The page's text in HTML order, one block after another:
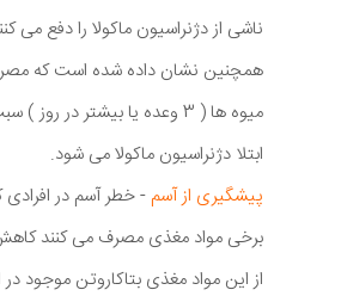
ناشی از دژنراسیون ماکولا را دفع می
همچنین نشان داده شده است که
میوه ها ( 3 وعده یا بیشتر در
ابتلا دژنراسیون ماکولا می شود.
پیشگیری از آسم- خطر آسم در افرادی
برخی مواد مغذی مصرف می کنند
از این مواد مغذی بتاکاروتن موجود در